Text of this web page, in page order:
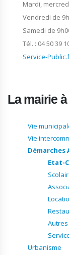
Mardi,
Vendredi de
Samedi de
Tél. : 04 50 39
Service-
La mairie
Vie
Vie
Etat-
Urbanisme